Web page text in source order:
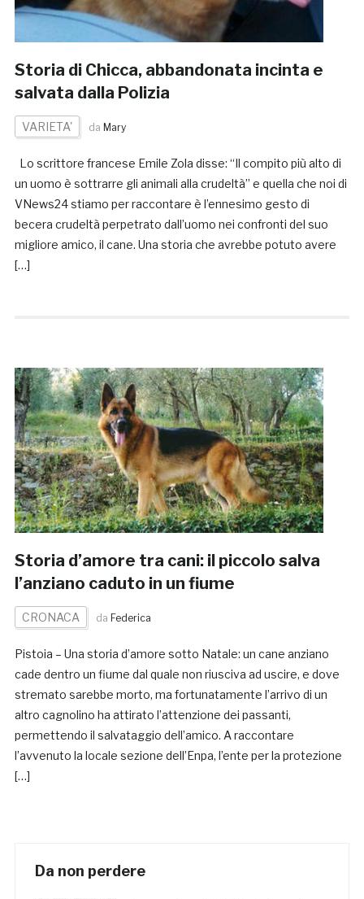
Storia di Chicca, abbandonata incinta e
salvata dalla Polizia
VARIETA' da Mary
Lo scrittore francese Emile Zola disse: “Il compito più alto di
un uomo è sottrarre gli animali alla crudeltà” e quella che noi di
VNews24 stiamo per raccontare è l’ennesimo gesto di
becera crudeltà perpetrato dall’uomo nei confronti del suo
migliore amico, il cane. Una storia che avrebbe potuto avere
[…]
Storia d’amore tra cani: il piccolo salva
l’anziano caduto in un fiume
CRONACA da Federica
Pistoia – Una storia d’amore sotto Natale: un cane anziano
cade dentro un fiume dal quale non riusciva ad uscire, e dove
stremato sarebbe morto, ma fortunatamente l’arrivo di un
altro cagnolino ha attirato l’attenzione dei passanti,
permettendo il salvataggio dell’amico. A raccontare
l’avvenuto la locale sezione dell’Enpa, l’ente per la protezione
[…]
Da non perdere